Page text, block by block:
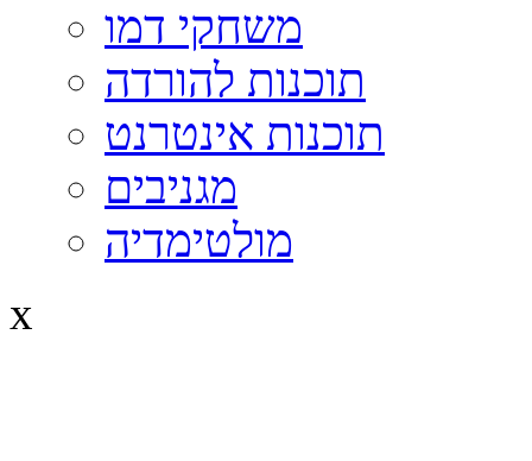
משחקי דמו
תוכנות להורדה
תוכנות אינטרנט
מגניבים
מולטימדיה
x